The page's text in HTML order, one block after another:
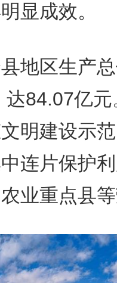
显成效。
区生产总
达84.07亿
明建设示
连片保护
业重点县